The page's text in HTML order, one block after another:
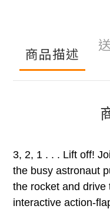
商品描述
3, 2, 1 . . . Lift off!
the busy astronaut
the rocket and drive
interactive action-